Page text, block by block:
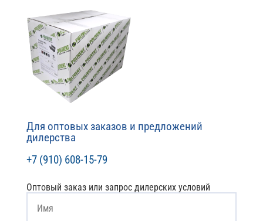
Для оптовых заказов и предложений
дилерства
+7 (910) 608-15-79
Оптовый заказ или запрос дилерских условий